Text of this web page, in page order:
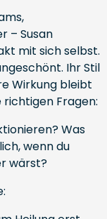
– Susan
mit sich selbst.
Ihr Stil
Wirkung bleibt
Fragen:
Was
wenn du
wärst?